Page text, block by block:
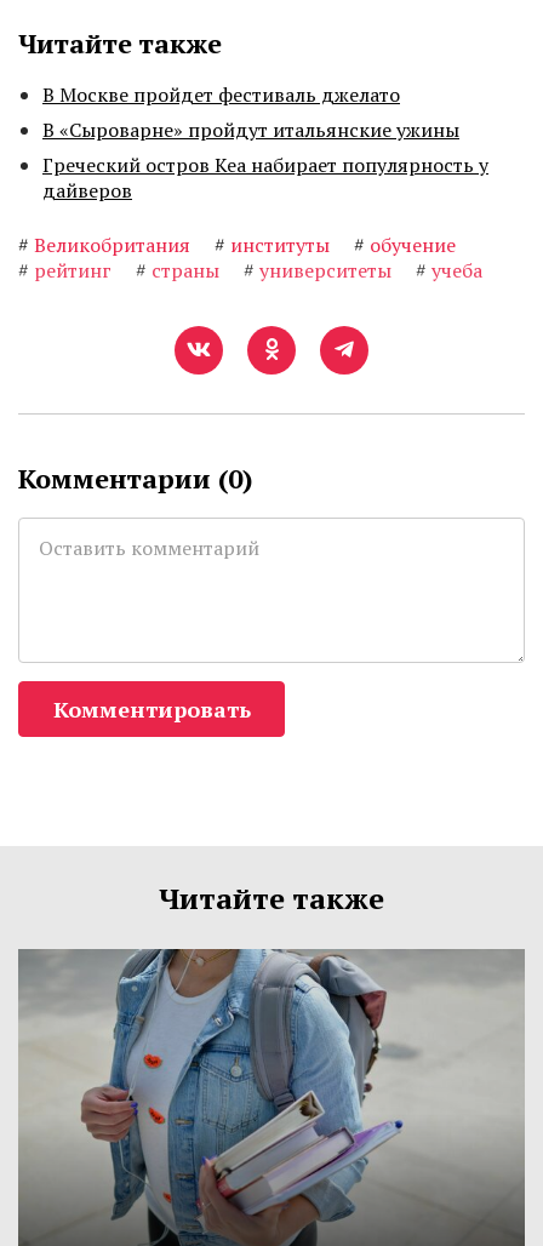
Читайте также
В Москве пройдет фестиваль джелато
В «Сыроварне» пройдут итальянские ужины
Греческий остров Кеа набирает популярность у
дайверов
# Великобритания # институты # обучение
# рейтинг # страны # университеты # учеба
Комментарии (0)
Комментировать
Читайте также